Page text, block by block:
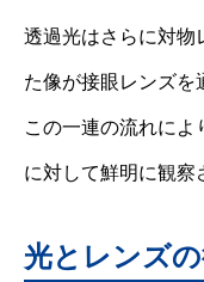
透過光はさらに対物
た像が接眼レンズを
この一連の流れに
に対して鮮明に観察
光とレンズの